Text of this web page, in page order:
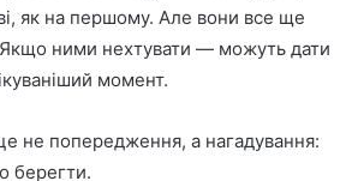
як на першому. Але вони все ще
ними нехтувати — можуть дати
момент.
не попередження, а нагадування:
берегти.